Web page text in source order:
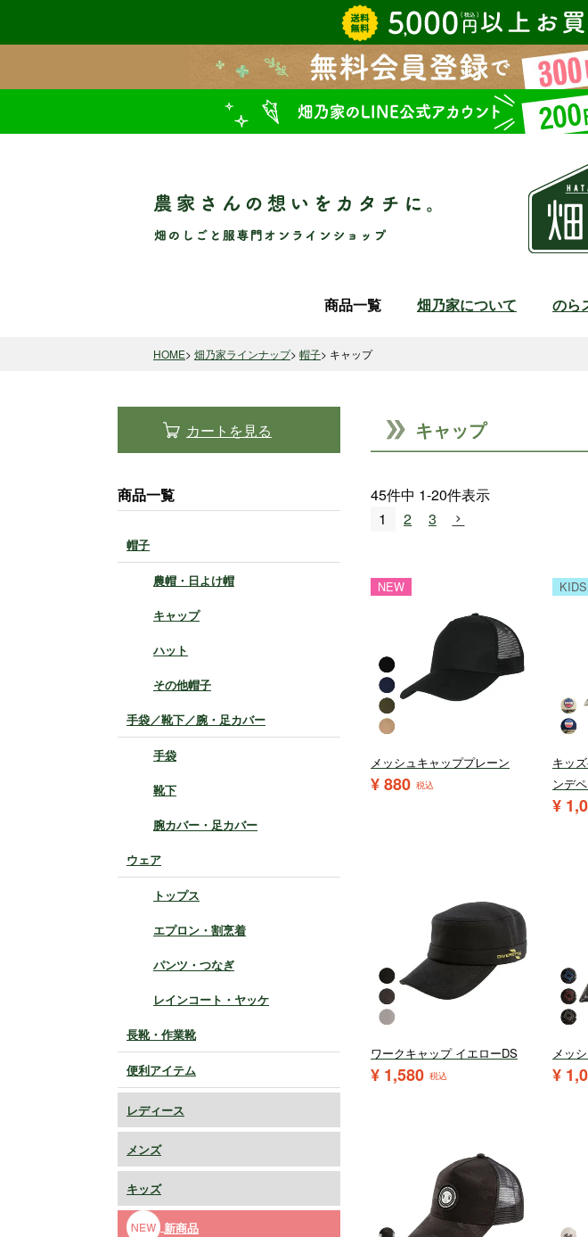
商品一覧 畑乃家について のら
検
HOME 畑乃家ラインナップ 帽子 キャップ
カートを見る
商品一覧
帽子
農帽・日よけ帽
キャップ
ハット
その他帽子
手袋／靴下／腕・足カバー
手袋
靴下
腕カバー・足カバー
ウェア
トップス
エプロン・割烹着
パンツ・つなぎ
レインコート・ヤッケ
長靴・作業靴
便利アイテム
レディース
メンズ
キッズ
新商品
キャップ
45件中 1-20件表示
1
2 3
NEW
メッシュキャッププレーン
¥880 税込
KIDS
キッ
ンデ
¥
ワークキャップ イエローDS
¥ 1,580 税込
メッ
¥